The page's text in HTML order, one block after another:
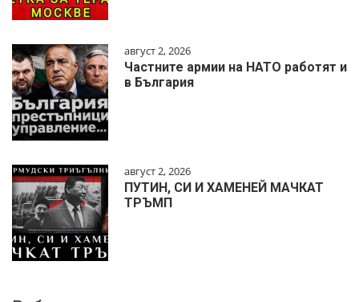
август 2, 2026
Частните армии на НАТО работят и
в България
август 2, 2026
ПУТИН, СИ И ХАМЕНЕЙ МАЧКАТ
ТРЪМП